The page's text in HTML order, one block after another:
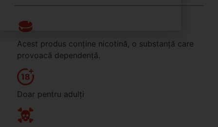
Acest produs conține nicotină, o substanță care
provoacă dependență.
Doar pentru adulți